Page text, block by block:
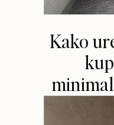
Kako